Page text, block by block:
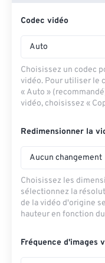
Codec vidéo
Auto
Choisissez un codec
vidéo. Pour utiliser le
« Auto »
vidéo, choisissez «
Redimensionner la
Aucun changement
Choisissez les
sélectionnez la
de la vidéo d'origine
hauteur en fonction
Fréquence d'images